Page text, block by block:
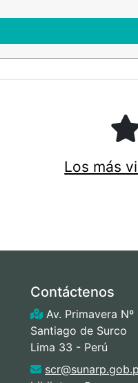
Los más
Contáctenos
Av. Primavera Nº
Santiago de Surco
Lima 33 - Perú